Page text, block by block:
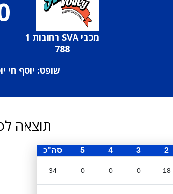
מכבי SVA רחובות 1
788
שופט: יוסף חי
תוצאה
2
3
4
5 סה"כ
18
0
0
0
34